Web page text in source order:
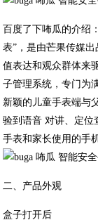
百度了下咘瓜的介绍
表”，是由芒果传媒
值表达和观众群体来
子管理系统，专门为
新颖的儿童手表端与
验到语音 对讲、定位
手表和家长使用的手
二、产品外观
盒子打开后